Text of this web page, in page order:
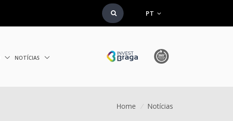
PT
NOTÍCIAS
Home / Notícias